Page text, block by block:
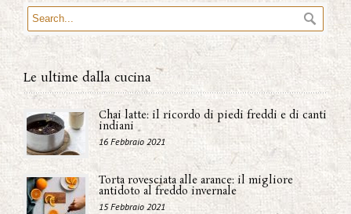
Le ultime dalla cucina
Chai latte: il ricordo di piedi freddi e di canti
indiani
16 Febbraio 2021
Torta rovesciata alle arance: il migliore
antidoto al freddo invernale
15 Febbraio 2021